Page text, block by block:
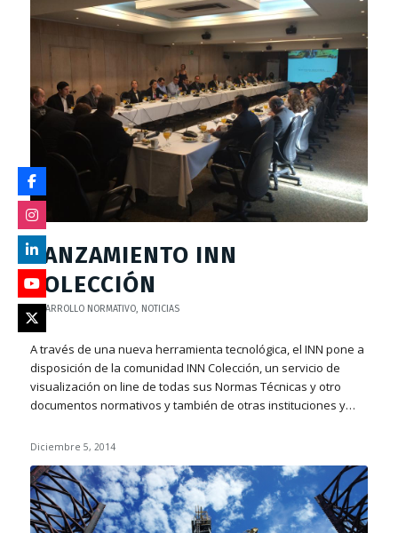
LANZAMIENTO INN
COLECCIÓN
DESARROLLO NORMATIVO, NOTICIAS
A través de una nueva herramienta tecnológica, el INN pone a
disposición de la comunidad INN Colección, un servicio de
visualización on line de todas sus Normas Técnicas y otro
documentos normativos y también de otras instituciones y…
Diciembre 5, 2014